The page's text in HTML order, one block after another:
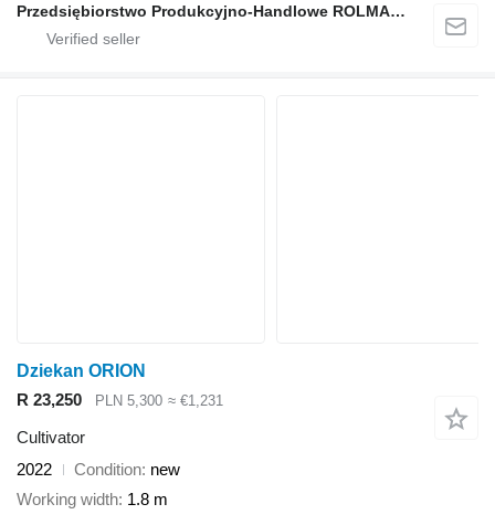
Przedsiębiorstwo Produkcyjno-Handlowe ROLMAPOL Marcin Dziekan
Dziekan ORION
R 23,250
PLN 5,300 ≈ €1,231
Cultivator
2022
Condition new
Working width 1.8 m